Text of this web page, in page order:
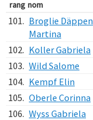
rang nom
101. Broglie Däppen
Martina
102. Koller Gabriela
103. Wild Salome
104. Kempf Elin
105. Oberle Corinna
106. Wyss Gabriela